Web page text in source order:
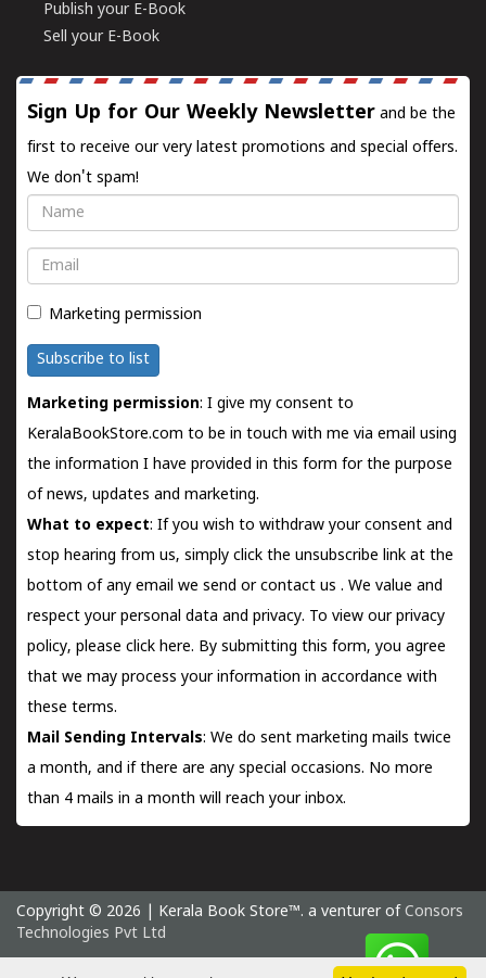
Publish your E-Book
Sell your E-Book
Sign Up for Our Weekly Newsletter and be the
first to receive our very latest promotions and special offers.
We don't spam!
Name
Email
Marketing permission
Subscribe to list
Marketing permission: I give my consent to
KeralaBookStore.com to be in touch with me via email using
the information I have provided in this form for the purpose
of news, updates and marketing.
What to expect: If you wish to withdraw your consent and
stop hearing from us, simply click the unsubscribe link at the
bottom of any email we send orcontact us . We value and
respect your personal data and privacy. To view our privacy
policy, please click here. By submitting this form, you agree
that we may process your information in accordance with
these terms.
Mail Sending Intervals: We do sent marketing mails twice
a month, and if there are any special occasions. No more
than 4 mails in a month will reach your inbox.
Copyright © 2026 | Kerala Book Store™. a venturer of Consors
Technologies Pvt Ltd